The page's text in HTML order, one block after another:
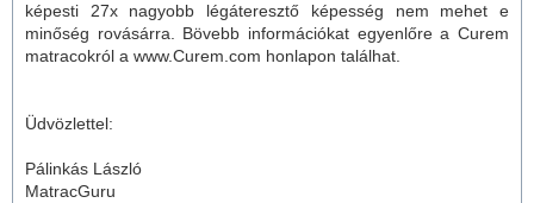
képesti 27x nagyobb légáteresztő képesség nem mehet e
minőség rovásárra. Bövebb információkat egyenlőre a Curem
matracokról a www.Curem .com honlapon találhat.
Üdvözlettel:
Pálinkás László
MatracGuru